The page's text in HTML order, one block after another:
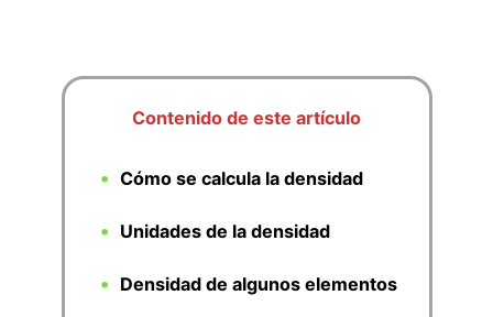
Contenido de este artículo
Cómo se calcula la densidad
Unidades de la densidad
Densidad de algunos elementos